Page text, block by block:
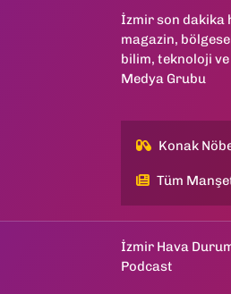
İzmir son dakika
magazin,
bilim, teknoloji
Medya Grubu
Konak
Tüm
İzmir Hava
Podcast